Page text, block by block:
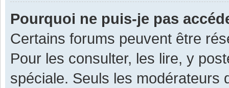
Pourquoi ne puis-je pas
Certains forums peuvent être
Pour les consulter, les lire, y
spéciale. Seuls les modérateurs